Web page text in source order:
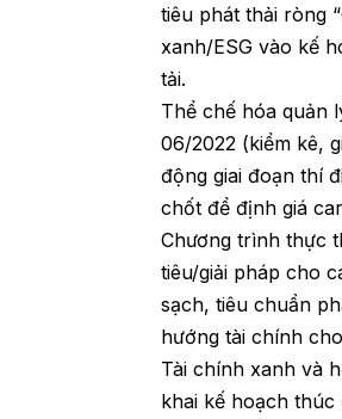
tiêu phát thải ròng
xanh/ESG vào kế
tải.
Thể chế hóa quản
06/2022 (kiểm kê,
động giai đoạn thí
chốt để định giá
Chương trình thực
tiêu/giải pháp cho
sạch, tiêu chuẩn
hướng tài chính
Tài chính xanh và
khai kế hoạch thúc